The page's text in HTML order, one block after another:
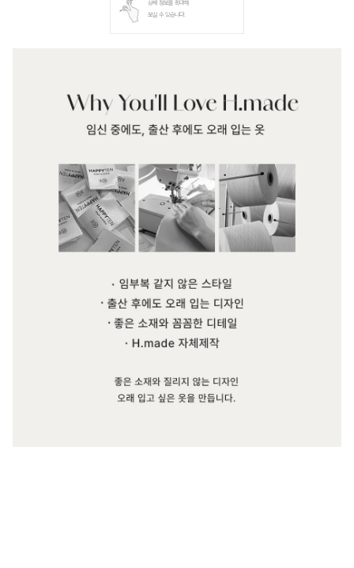
상세 정보를 확대해
보실 수 있습니다.